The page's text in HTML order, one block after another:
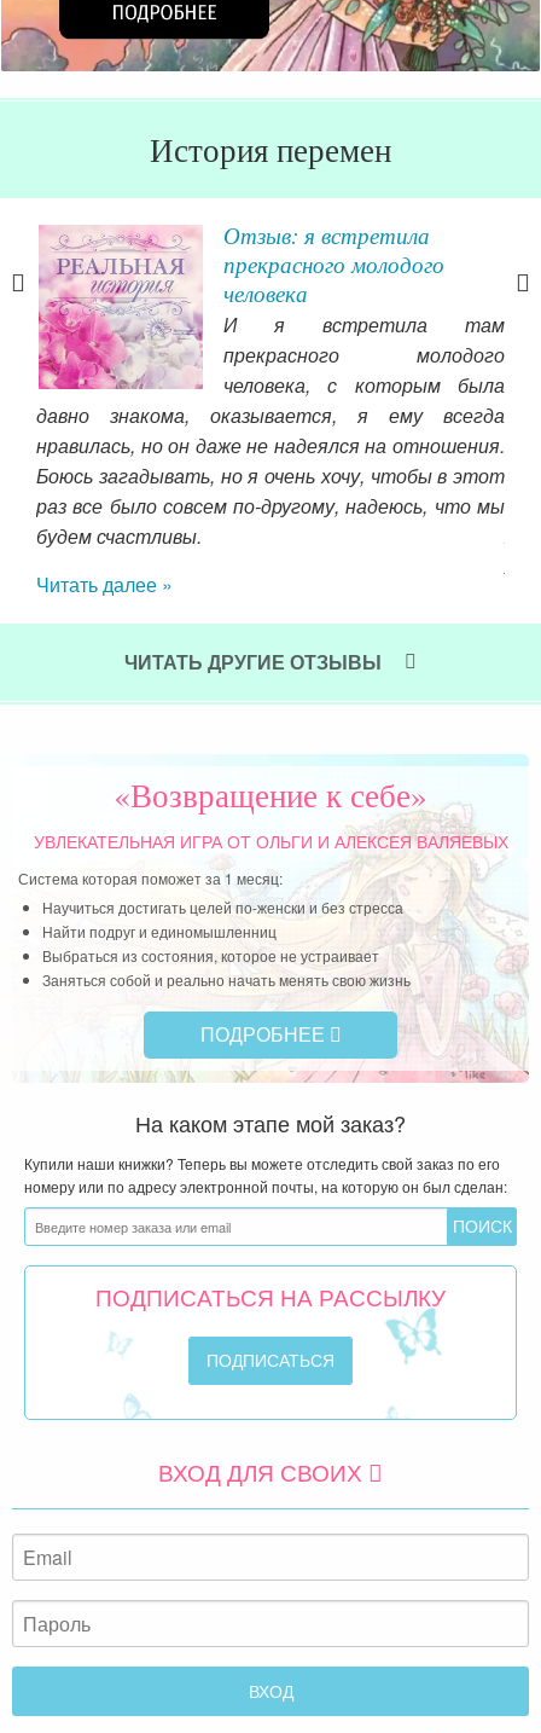
История перемен
Отзыв: я встретила
прекрасного молодого
человека
И я встретила там
прекрасного молодого
человека, с которым была
давно знакома, оказывается, я ему всегда
нравилась, но он даже не надеялся на отношения.
Боюсь загадывать, но я очень хочу, чтобы в этот
раз все было совсем по-другому, надеюсь, что мы
будем счастливы.
Читать далее »
ЧИТАТЬ ДРУГИЕ ОТЗЫВЫ
«Возвращение к себе»
УВЛЕКАТЕЛЬНАЯ ИГРАОТ ОЛЬГИ И АЛЕКСЕЯ ВАЛЯЕВЫХ
Система которая поможет за 1 месяц:
Научиться достигать целей по-женски и без стресса
Найти подруг и единомышленниц
Выбраться из состояния, которое не устраивает
Заняться собой и реально начать менять свою жизнь
ПОДРОБНЕЕ
На каком этапе мой заказ?
Купили наши книжки? Теперь вы можете отследить свой заказ по его
номеру или по адресу электронной почты, на которую он был сделан:
ПОДПИСАТЬСЯ НА РАССЫЛКУ
ВХОД ДЛЯ СВОИХ